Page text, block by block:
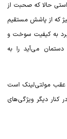
حالا که صحبت از
که از پاشش مستقیم
به کیفیت سوخت و
می‌آید را به
مولتی‌لینک است
دیگر ویژگی‌های